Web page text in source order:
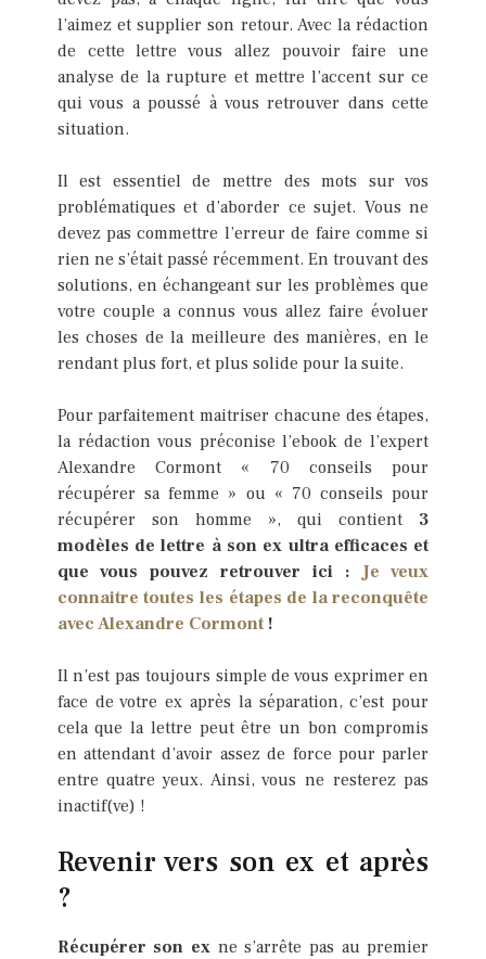
l’aimez et supplier son retour. Avec la rédaction
de cette lettre vous allez pouvoir faire une
analyse de la rupture et mettre l’accent sur ce
qui vous a poussé à vous retrouver dans cette
situation.
Il est essentiel de mettre des mots sur vos
problématiques et d’aborder ce sujet. Vous ne
devez pas commettre l’erreur de faire comme si
rien ne s’était passé récemment. En trouvant des
solutions, en échangeant sur les problèmes que
votre couple a connus vous allez faire évoluer
les choses de la meilleure des manières, en le
rendant plus fort, et plus solide pour la suite.
Pour parfaitement maitriser chacune des étapes,
la rédaction vous préconise l’ebook de l’expert
Alexandre Cormont « 70 conseils pour
récupérer sa femme » ou « 70 conseils pour
récupérer son homme », qui contient 3
modèles de lettre à son ex ultra efficaces et
que vous pouvez retrouver ici : Je veux
connaitre toutes les étapes de la reconquête
avec Alexandre Cormont!
Il n’est pas toujours simple de vous exprimer en
face de votre ex après la séparation, c’est pour
cela que la lettre peut être un bon compromis
en attendant d’avoir assez de force pour parler
entre quatre yeux. Ainsi, vous ne resterez pas
inactif(ve) !
Revenir vers son ex et après
?
Récupérer son ex ne s’arrête pas au premier